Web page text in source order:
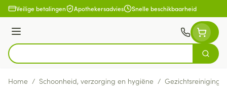
Ga naar de inhoud
Veilige betalingen Apothekersadvies Snelle beschikbaarheid
Menu
Product, merk, categorie...
Zoek
Home / Schoonheid, verzorging en hygiëne / Gezichtsreiniging